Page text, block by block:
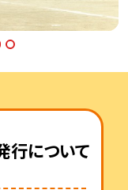
行について